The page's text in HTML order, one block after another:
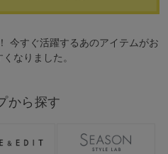
今すぐ活躍するあのアイテムがお
なりました。
から探す